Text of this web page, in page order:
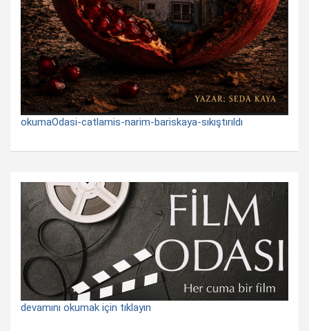
okumaOdasi-catlamis-narim-bariskaya-sıkıştırıldı
devamını okumak için tıklayın